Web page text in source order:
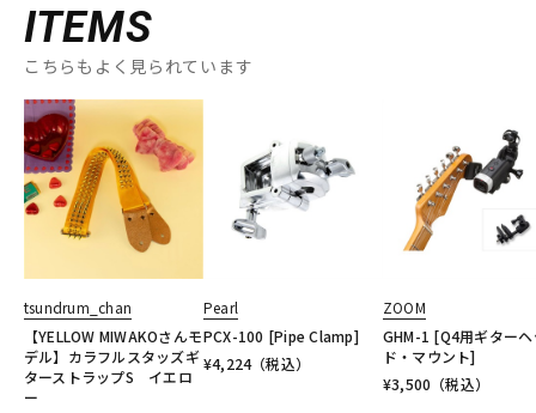
ITEMS
こちらもよく見られています
tsundrum_chan
【YELLOW MIWAKOさんモ
デル】カラフルスタッズギ
ターストラップS イエロ
ー
Pearl
PCX-100 [Pipe Clamp]
¥4,224（税込）
ZOOM
GHM-1 [Q4用ギターヘ
ド・マウント]
¥3,500 （税込）